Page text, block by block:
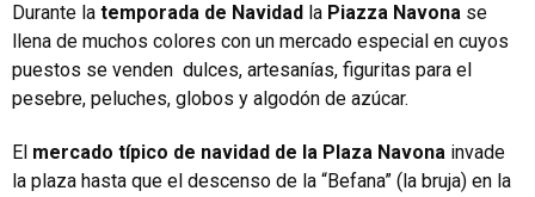
Durante la temporada de Navidad la Piazza Navona se
llena de muchos colores con un mercado especial en cuyos
puestos se venden dulces, artesanías, figuritas para el
pesebre, peluches, globos y algodón de azúcar.
El mercado típico de navidad de la Plaza Navona invade
la plaza hasta que el descenso de la “Befana” (la bruja) en la